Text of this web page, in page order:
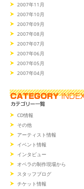
2007年11月
2007年10月
2007年09月
2007年08月
2007年07月
2007年06月
2007年05月
2007年04月
CD情報
その他
アーティスト情報
イベント情報
インタビュー
オペラの制作現場から
スタッフブログ
チケット情報